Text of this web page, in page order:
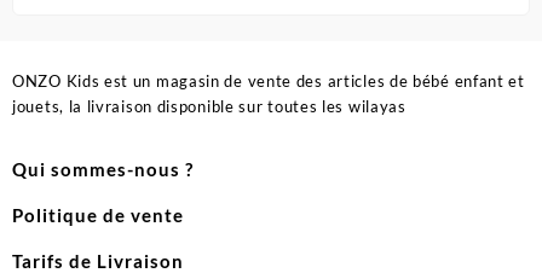
ONZO Kids est un magasin de vente des articles de bébé enfant et
jouets, la livraison disponible sur toutes les wilayas
Qui sommes-nous ?
Politique de vente
Tarifs de Livraison